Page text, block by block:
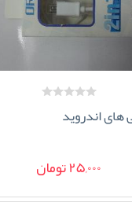
اندروید
25,000 تومان